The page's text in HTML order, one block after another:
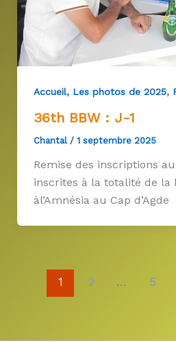
Accueil, Les photos de 2025,
36th BBW : J-1
Chantal / 1 septembre 2025
Remise des inscriptions
inscrites à la totalité de la
àl’Amnésia au Cap d’Agde
1 2 … 5